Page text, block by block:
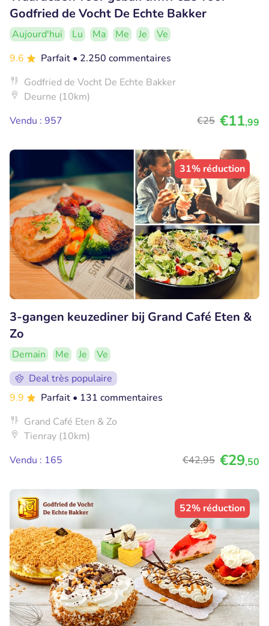
Godfried de Vocht De Echte Bakker
Aujourd'hui Lu Ma Me Je
Ve
9.6
Parfait • 2.250 commentaires
Godfried de Vocht De Echte Bakker
Deurne (10km)
Vendu : 957
€25 €11,99
31% réduction
3-gangen keuzediner bij Grand Café Eten &
Zo
Demain Me Je
Ve
Deal très populaire
9.9
Parfait • 131 commentaires
Grand Café Eten & Zo
Tienray (10km)
Vendu : 165
€42,95 €29,50
52% réduction